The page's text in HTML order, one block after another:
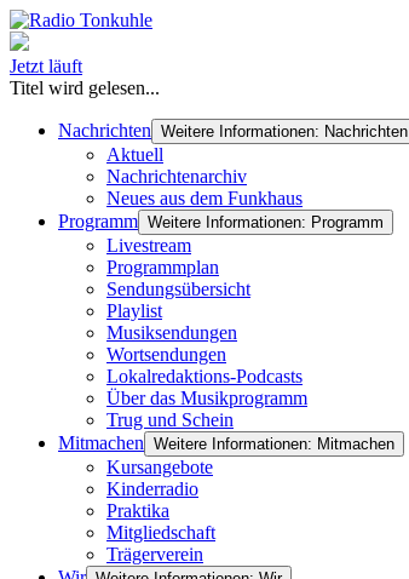
Jetzt läuft
Titel wird gelesen...
Nachrichten Weitere Informationen: Nachrichten
Aktuell
Nachrichtenarchiv
Neues aus dem Funkhaus
Programm Weitere Informationen: Programm
Livestream
Programmplan
Sendungsübersicht
Playlist
Musiksendungen
Wortsendungen
Lokalredaktions-Podcasts
Über das Musikprogramm
Trug und Schein
Mitmachen Weitere Informationen: Mitmachen
Kursangebote
Kinderradio
Praktika
Mitgliedschaft
Trägerverein